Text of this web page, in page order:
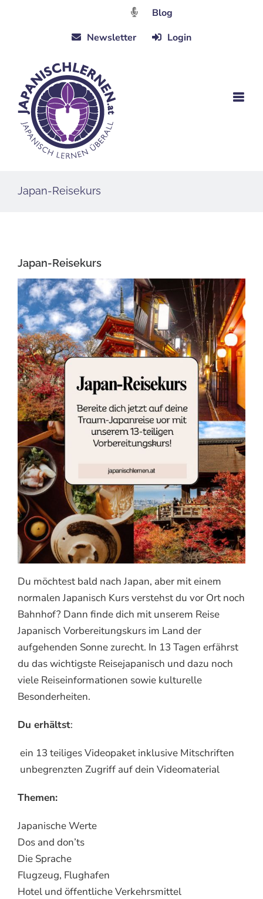
Blog
Newsletter
Login
Japan-Reisekurs
Japan-Reisekurs
Du möchtest bald nach Japan, aber mit einem
normalen Japanisch Kurs verstehst du vor Ort noch
Bahnhof? Dann finde dich mit unserem Reise
Japanisch Vorbereitungskurs im Land der
aufgehenden Sonne zurecht. In 13 Tagen erfährst
du das wichtigste Reisejapanisch und dazu noch
viele Reiseinformationen sowie kulturelle
Besonderheiten.
Du erhältst:
ein 13 teiliges Videopaket inklusive Mitschriften
unbegrenzten Zugriff auf dein Videomaterial
Themen:
Japanische Werte
Dos and don’ts
Die Sprache
Flugzeug, Flughafen
Hotel und öffentliche Verkehrsmittel